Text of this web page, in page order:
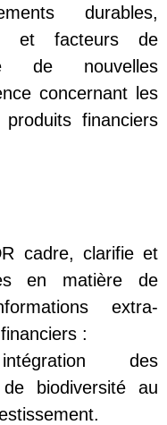
durables,
et facteurs de
de nouvelles
concernant les
financiers
cadre, clarifie et
en matière de
extra-
:
des
biodiversité au